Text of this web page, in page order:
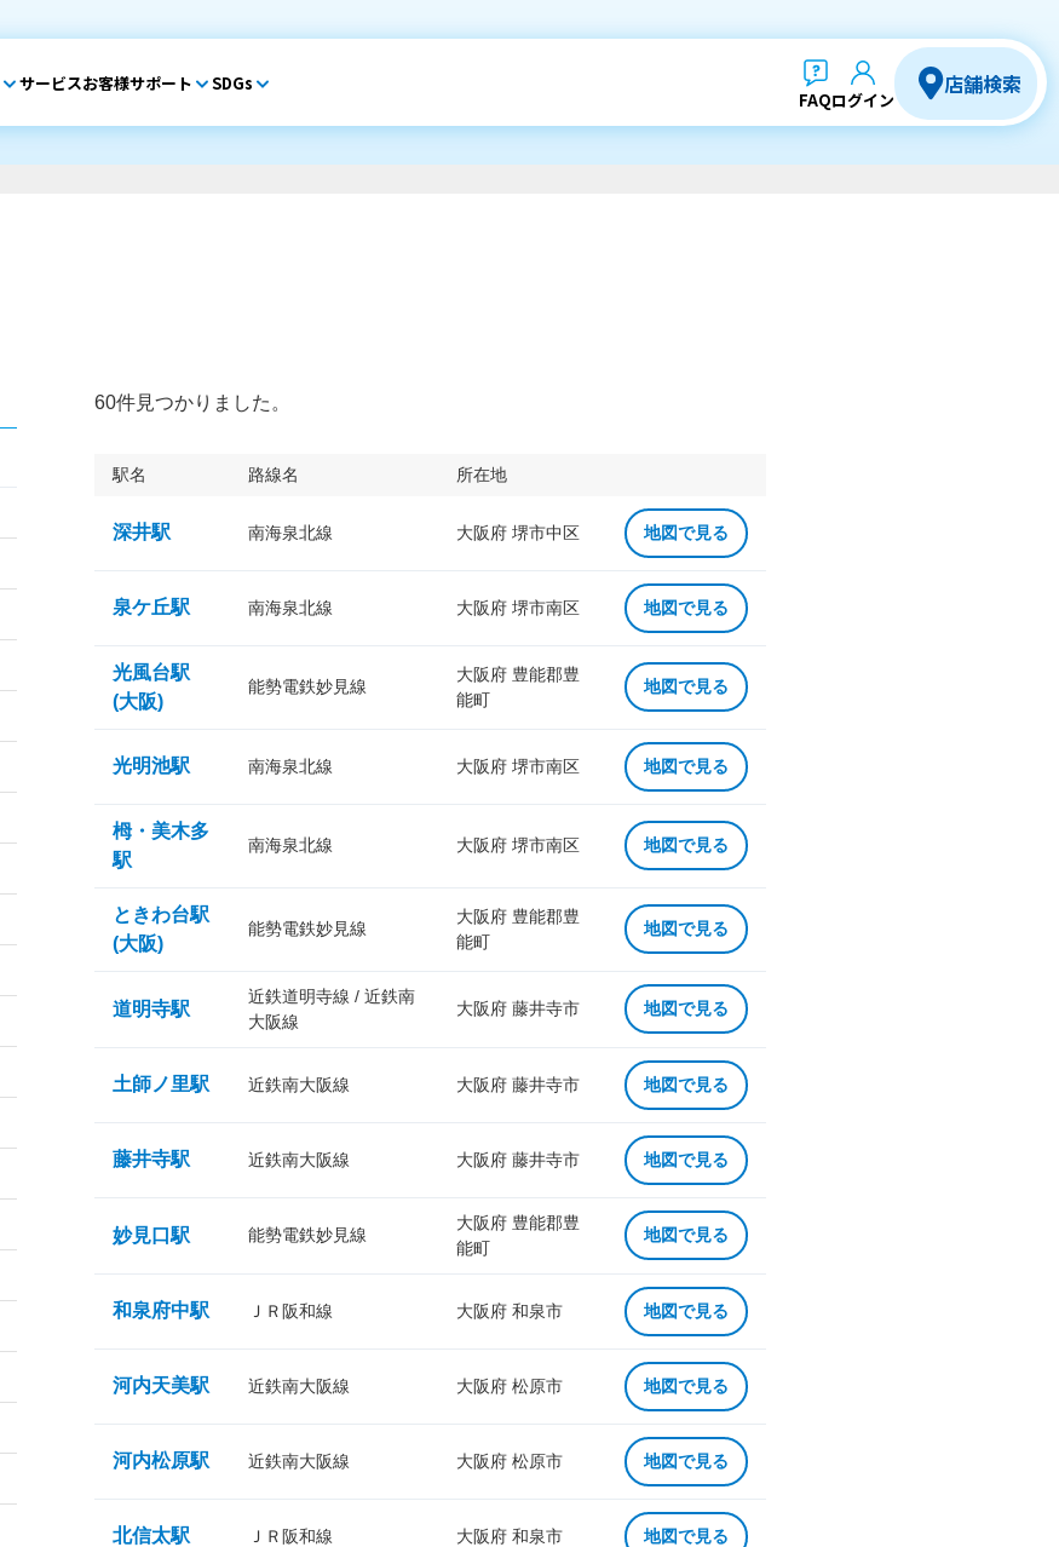
サービスお客様サポート SDGs
FAQログイン
店舗検索
60件見つかりました。
駅名 路線名 所在地
深井駅 南海泉北線 大阪府 堺市中区 地図で見る
泉ケ丘駅 南海泉北線 大阪府 堺市南区 地図で見る
光風台駅
(大阪)
能勢電鉄妙見線
大阪府 豊能郡豊
能町
地図で見る
光明池駅 南海泉北線 大阪府 堺市南区 地図で見る
栂・美木多
駅
南海泉北線 大阪府 堺市南区 地図で見る
ときわ台駅
(大阪)
能勢電鉄妙見線
大阪府 豊能郡豊
能町
地図で見る
道明寺駅
近鉄道明寺線 / 近鉄南
大阪線
大阪府 藤井寺市 地図で見る
土師ノ里駅 近鉄南大阪線 大阪府 藤井寺市 地図で見る
藤井寺駅 近鉄南大阪線 大阪府 藤井寺市 地図で見る
妙見口駅 能勢電鉄妙見線
大阪府 豊能郡豊
能町
地図で見る
和泉府中駅 ＪＲ阪和線 大阪府 和泉市 地図で見る
河内天美駅 近鉄南大阪線 大阪府 松原市 地図で見る
河内松原駅 近鉄南大阪線 大阪府 松原市 地図で見る
北信太駅 ＪＲ阪和線 大阪府 和泉市 地図で見る